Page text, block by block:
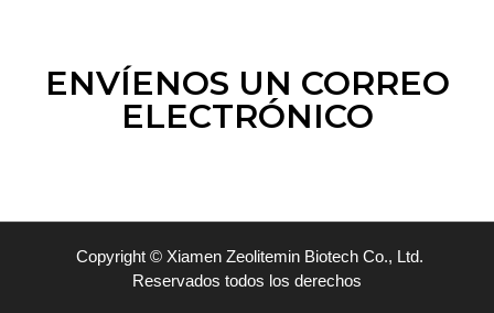
ENVÍENOS UN CORREO
ELECTRÓNICO
Copyright © Xiamen Zeolitemin Biotech Co., Ltd.
Reservados todos los derechos